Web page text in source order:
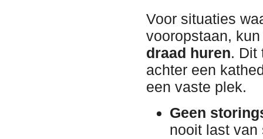
Voor situaties
vooropstaan,
draad huren. Dit
achter een
een vaste plek.
Geen
nooit last van